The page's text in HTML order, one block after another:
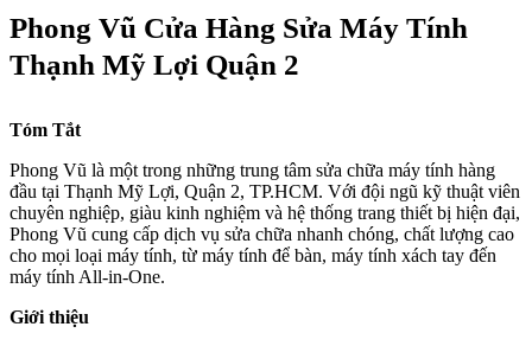
Phong Vũ Cửa Hàng Sửa Máy Tính
Thạnh Mỹ Lợi Quận 2
Tóm Tắt
Phong Vũ là một trong những trung tâm sửa chữa máy tính hàng
đầu tại Thạnh Mỹ Lợi, Quận 2, TP.HCM. Với đội ngũ kỹ thuật viên
chuyên nghiệp, giàu kinh nghiệm và hệ thống trang thiết bị hiện đại,
Phong Vũ cung cấp dịch vụ sửa chữa nhanh chóng, chất lượng cao
cho mọi loại máy tính, từ máy tính để bàn, máy tính xách tay đến
máy tính All-in-One.
Giới thiệu